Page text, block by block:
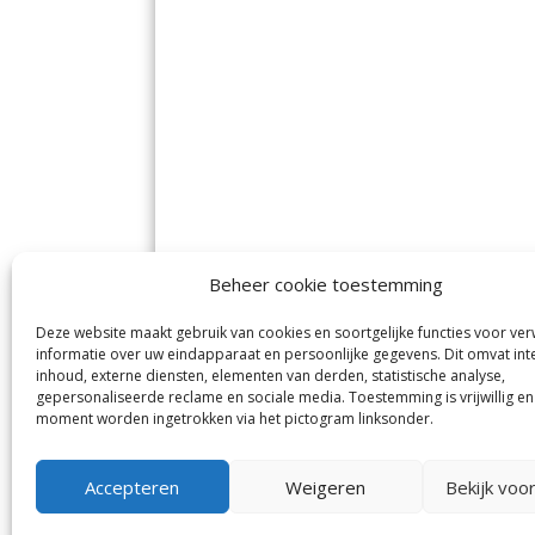
Beheer cookie toestemming
Deze website maakt gebruik van cookies en soortgelijke functies voor
informatie over uw eindapparaat en persoonlijke gegevens. Dit omvat
inhoud, externe diensten, elementen van derden, statistische analyse,
gepersonaliseerde reclame en sociale media. Toestemming is vrijwillig
moment worden ingetrokken via het pictogram linksonder.
Accepteren Weigeren Bekijk
De Nieuwe Meerbode
Visserstraat 10
1431 GJ Aalsmeer
0297-341900
info@meerbode.nl
en
De